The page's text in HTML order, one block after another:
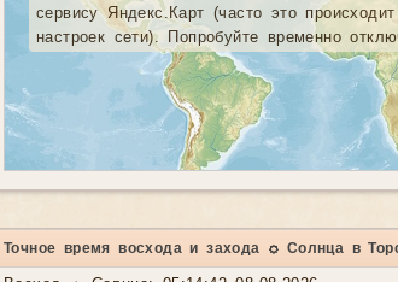
сервису Яндекс.Карт (часто это
настроек сети). Попробуйте временно
Точное время восхода и захода ☼ Солнца в